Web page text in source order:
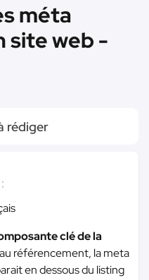
méta
site web -
rédiger
clé de la
référencement, la meta
en dessous du listing